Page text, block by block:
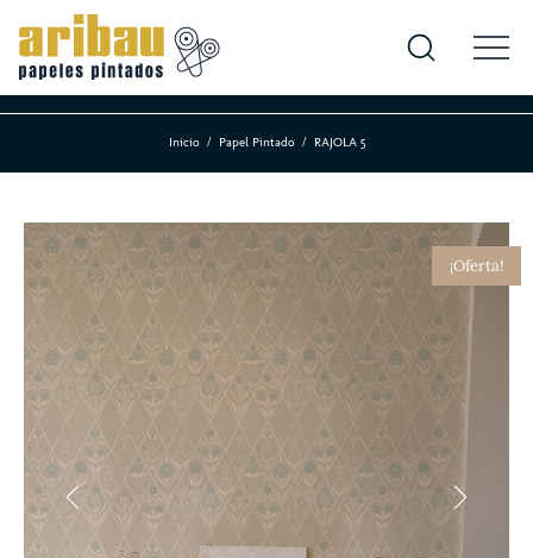
Inicio Papel Pintado RAJOLA 5
¡Oferta!